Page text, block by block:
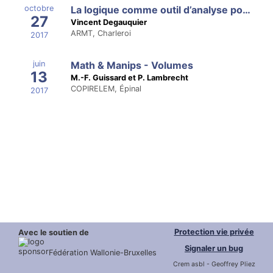
octobre
27
2017
La logique comme outil d’analyse pour la résolution de problèmes
Vincent Degauquier
ARMT, Charleroi
juin
13
2017
Math & Manips - Volumes
M.-F. Guissard et P. Lambrecht
COPIRELEM, Épinal
Avec le soutien de
Fédération Wallonie-Bruxelles
Protection vie privée
Signaler un bug
Crem asbl - Geoffrey Pliez